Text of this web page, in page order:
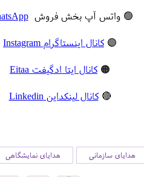
🟢 واتس آپ بخش فروش
🟣 کانال اینستاگرام Instagram
🟠 کانال ایتا ادگیفت Eitaa
🔴 کانال لینکداین Linkedin
هدایای سازمانی هدایای نمایشگاهی